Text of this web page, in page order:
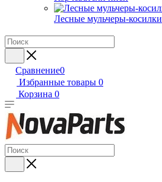
Лесные мульчеры-косилки
Сравнение0
Избранные товары 0
Корзина 0